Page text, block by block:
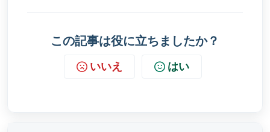
この記事は役に立ちましたか？
いいえ はい